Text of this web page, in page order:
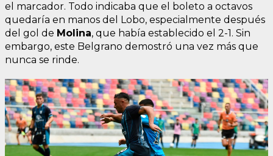
el marcador. Todo indicaba que el boleto a octavos
quedaría en manos del Lobo, especialmente después
del gol de Molina, que había establecido el 2-1. Sin
embargo, este Belgrano demostró una vez más que
nunca se rinde.